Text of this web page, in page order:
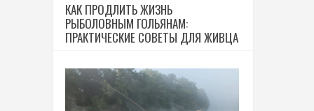
КАК ПРОДЛИТЬ ЖИЗНЬ
РЫБОЛОВНЫМ ГОЛЬЯНАМ:
ПРАКТИЧЕСКИЕ СОВЕТЫ ДЛЯ ЖИВЦА